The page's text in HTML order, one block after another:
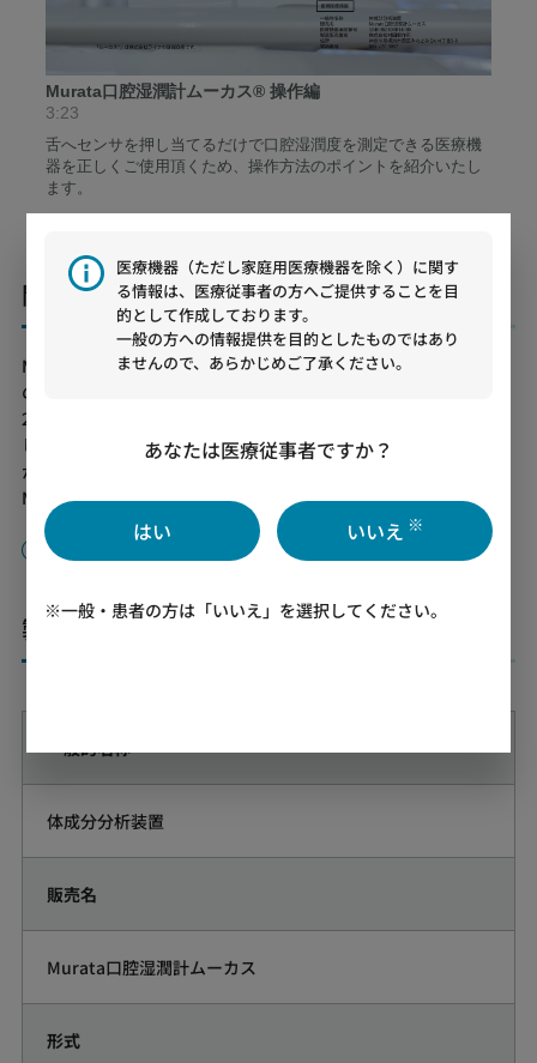
開発背景
Murata口腔湿潤計ムーカス®は株式会社ライフ（以下ライフ）と
の協業で製品化した医療機器です。
2010年にライフが初めて「口腔水分計ムーカス®」をリリース
し、臨床現場でご愛用頂いておりました。臨床現場での使用経験
から課題を抽出し、ライフ「口腔水分計ムーカス®」を踏襲し、
Murata口腔湿潤計ムーカス®を製品化しました。
事業内容はこちら
製品仕様
一般的名称
体成分分析装置
販売名
Murata口腔湿潤計ムーカス
形式
医療機器（ただし家庭用医療機器を除く）に関す
る情報は、医療従事者の方へご提供することを目
的として作成しております。
一般の方への情報提供を目的としたものではあり
ませんので、あらかじめご了承ください。
あなたは医療従事者ですか？
はい いいえ ※
※一般・患者の方は「いいえ」を選択してください。